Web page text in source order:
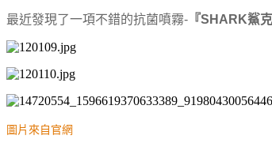
最近發現了一項不錯的抗菌噴霧- 『SHARK鯊
圖片來自官網